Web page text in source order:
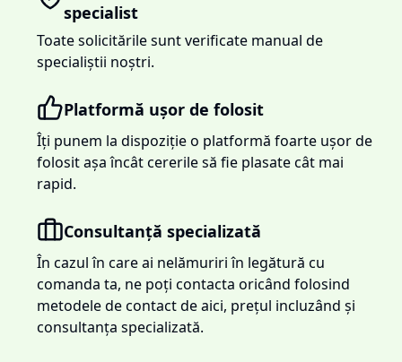
specialist
Toate solicitările sunt verificate manual de
specialiștii noștri.
Platformă ușor de folosit
Îți punem la dispoziție o platformă foarte ușor de
folosit așa încât cererile să fie plasate cât mai
rapid.
Consultanță specializată
În cazul în care ai nelămuriri în legătură cu
comanda ta, ne poți contacta oricând folosind
metodele de contact de aici, prețul incluzând și
consultanța specializată.